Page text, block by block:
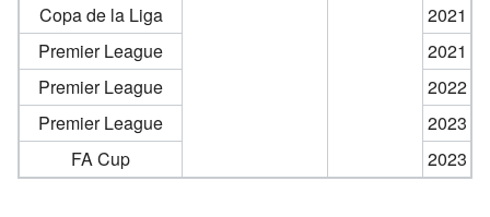
Copa de la Liga
2021
Premier League
2021
Premier League
2022
Premier League
2023
FA Cup
2023